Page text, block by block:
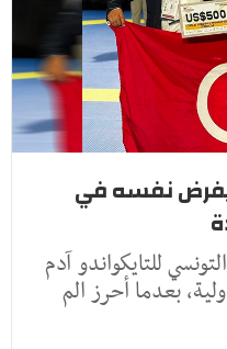
نفسه في
للتايكواندو آدم
بعدما أحرز الم